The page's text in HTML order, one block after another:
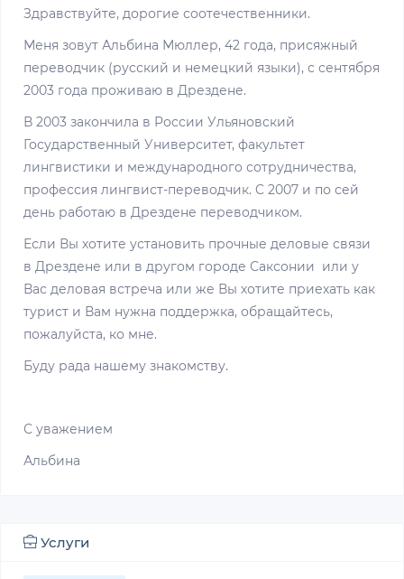
Здравствуйте, дорогие соотечественники.
Меня зовут Альбина Мюллер, 42 года, присяжный
переводчик (русский и немецкий языки), с сентября
2003 года проживаю в Дрездене.
В 2003 закончила в России Ульяновский
Государственный Университет, факультет
лингвистики и международного сотрудничества,
профессия лингвист-переводчик. C 2007 и по сей
день работаю в Дрездене переводчиком.
Если Вы хотите установить прочные деловые связи
в Дрездене или в другом городе Саксонии или у
Вас деловая встреча или же Вы хотите приехать как
турист и Вам нужна поддержка, обращайтесь,
пожалуйста, ко мне.
Буду рада нашему знакомству.
С уважением
Альбина
Услуги